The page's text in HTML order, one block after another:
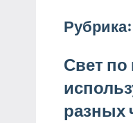
Рубрика:
Свет по
разных